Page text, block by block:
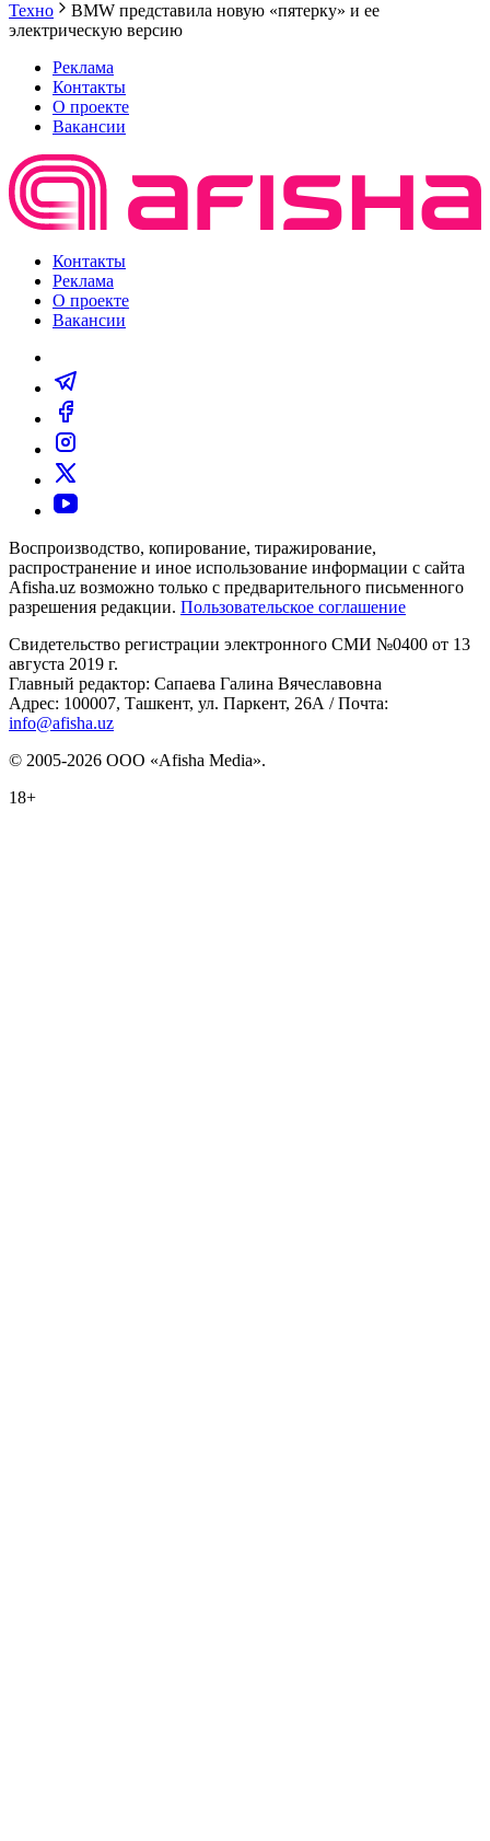
Техно
BMW представила новую «пятерку» и ее
электрическую версию
Реклама
Контакты
О проекте
Вакансии
Контакты
Реклама
О проекте
Вакансии
Воспроизводство, копирование, тиражирование,
распространение и иное использование информации с сайта
Afisha.uz возможно только с предварительного письменного
разрешения редакции. Пользовательское соглашение
Свидетельство регистрации электронного СМИ №0400 от 13
августа 2019 г.
Главный редактор: Сапаева Галина Вячеславовна
Адрес: 100007, Ташкент, ул. Паркент, 26А / Почта:
info@afisha.uz
© 2005-2026 ООО «Afisha Media».
18+